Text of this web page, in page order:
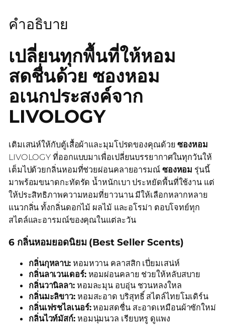
คำอธิบาย
เปลี่ยนทุกพื้นที่ให้หอม
สดชื่นด้วย ซองหอม
อเนกประสงค์จาก
LIVOLOGY
เติมเสน่ห์ให้กับตู้เสื้อผ้าและมุมโปรดของคุณด้วยซองหอม
LIVOLOGY ที่ออกแบบมาเพื่อเปลี่ยนบรรยากาศในทุกวันให้
เต็มไปด้วยกลิ่นหอมที่ช่วยผ่อนคลายอารมณ์ ซองหอม รุ่นนี้
มาพร้อมขนาดกะทัดรัด น้ำหนักเบา ประหยัดพื้นที่ใช้งาน แต่
ให้ประสิทธิภาพความหอมที่ยาวนาน มีให้เลือกหลากหลาย
แนวกลิ่น ทั้งกลิ่นดอกไม้ ผลไม้ และอโรม่า ตอบโจทย์ทุก
สไตล์และอารมณ์ของคุณในแต่ละวัน
6 กลิ่นหอมยอดนิยม (Best Seller Scents)
กลิ่นกุหลาบ: หอมหวาน คลาสสิก เปี่ยมเสน่ห์
กลิ่นลาเวนเดอร์:หอมผ่อนคลาย ช่วยให้หลับสบาย
กลิ่นวานิลลา:หอมละมุน อบอุ่น ชวนหลงใหล
กลิ่นมะลิขาว:หอมสะอาด บริสุทธิ์ สไตล์ไทยโมเดิร์น
กลิ่นเฟรชไลเนอร์:หอมสดชื่น สะอาดเหมือนผ้าซักใหม่
กลิ่นไวท์มัสก์:หอมนุ่มนวล เรียบหรู ดูแพง